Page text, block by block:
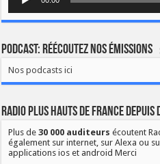
Podcast: Réécoutez nos émissions
Nos podcasts ici
Radio Plus Hauts de France depuis
Plus de30 000 auditeurs écoutent
également sur internet, sur Alexa ou
applications ios et android Merci